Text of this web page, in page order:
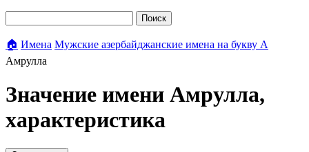
Поиск
🏠 Имена Мужские азербайджанские имена на букву А
Амрулла
Значение имени Амрулла,
характеристика